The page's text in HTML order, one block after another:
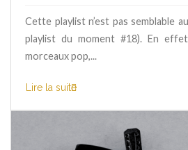
Cette playlist n’est pas semblable
playlist du moment #18). En
morceaux pop,...
Lire la suite